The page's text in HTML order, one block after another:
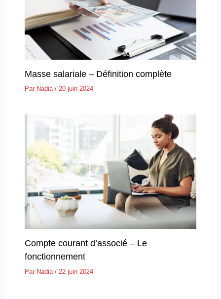
Masse salariale – Définition complète
Par Nadia / 20 juin 2024
Compte courant d’associé – Le
fonctionnement
Par Nadia / 22 juin 2024